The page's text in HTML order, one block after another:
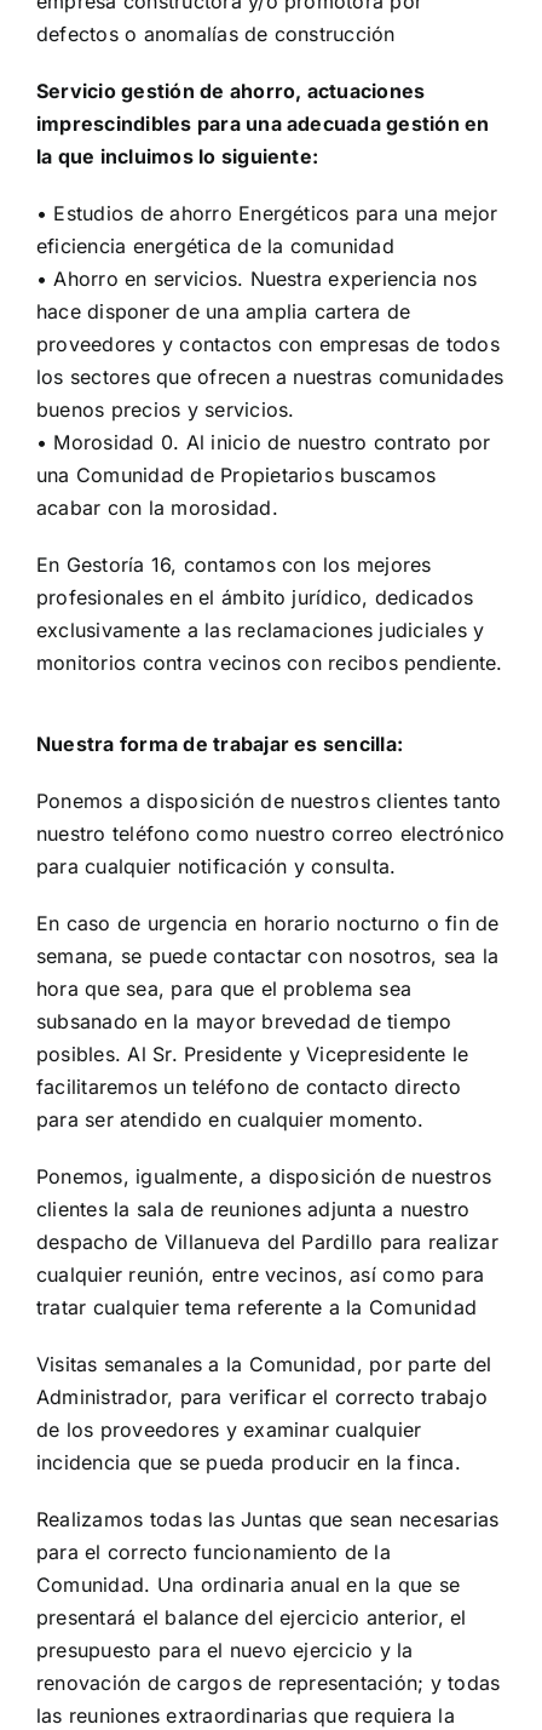
defectos o anomalías de construcción
Servicio gestión de ahorro, actuaciones
imprescindibles para una adecuada gestión en
la que incluimos lo siguiente:
• Estudios de ahorro Energéticos para una mejor
eficiencia energética de la comunidad
• Ahorro en servicios. Nuestra experiencia nos
hace disponer de una amplia cartera de
proveedores y contactos con empresas de todos
los sectores que ofrecen a nuestras comunidades
buenos precios y servicios.
• Morosidad 0. Al inicio de nuestro contrato por
una Comunidad de Propietarios buscamos
acabar con la morosidad.
En Gestoría 16, contamos con los mejores
profesionales en el ámbito jurídico, dedicados
exclusivamente a las reclamaciones judiciales y
monitorios contra vecinos con recibos pendiente.
Nuestra forma de trabajar es sencilla:
Ponemos a disposición de nuestros clientes tanto
nuestro teléfono como nuestro correo electrónico
para cualquier notificación y consulta.
En caso de urgencia en horario nocturno o fin de
semana, se puede contactar con nosotros, sea la
hora que sea, para que el problema sea
subsanado en la mayor brevedad de tiempo
posibles. Al Sr. Presidente y Vicepresidente le
facilitaremos un teléfono de contacto directo
para ser atendido en cualquier momento.
Ponemos, igualmente, a disposición de nuestros
clientes la sala de reuniones adjunta a nuestro
despacho de Villanueva del Pardillo para realizar
cualquier reunión, entre vecinos, así como para
tratar cualquier tema referente a la Comunidad
Visitas semanales a la Comunidad, por parte del
Administrador, para verificar el correcto trabajo
de los proveedores y examinar cualquier
incidencia que se pueda producir en la finca.
Realizamos todas las Juntas que sean necesarias
para el correcto funcionamiento de la
Comunidad. Una ordinaria anual en la que se
presentará el balance del ejercicio anterior, el
presupuesto para el nuevo ejercicio y la
renovación de cargos de representación; y todas
las reuniones extraordinarias que requiera la